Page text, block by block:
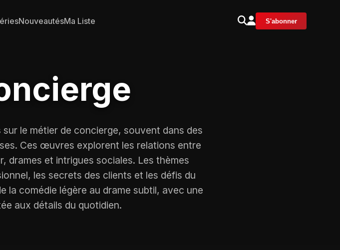
NouveautésMa Liste S'abonner
le métier de concierge, souvent dans des
Ces œuvres explorent les relations entre
drames et intrigues sociales. Les thèmes
les secrets des clients et les défis du
la comédie légère au drame subtil, avec une
aux détails du quotidien.